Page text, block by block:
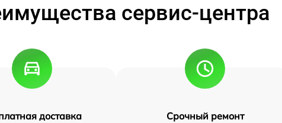
сервис-центра
доставка Срочный ремонт